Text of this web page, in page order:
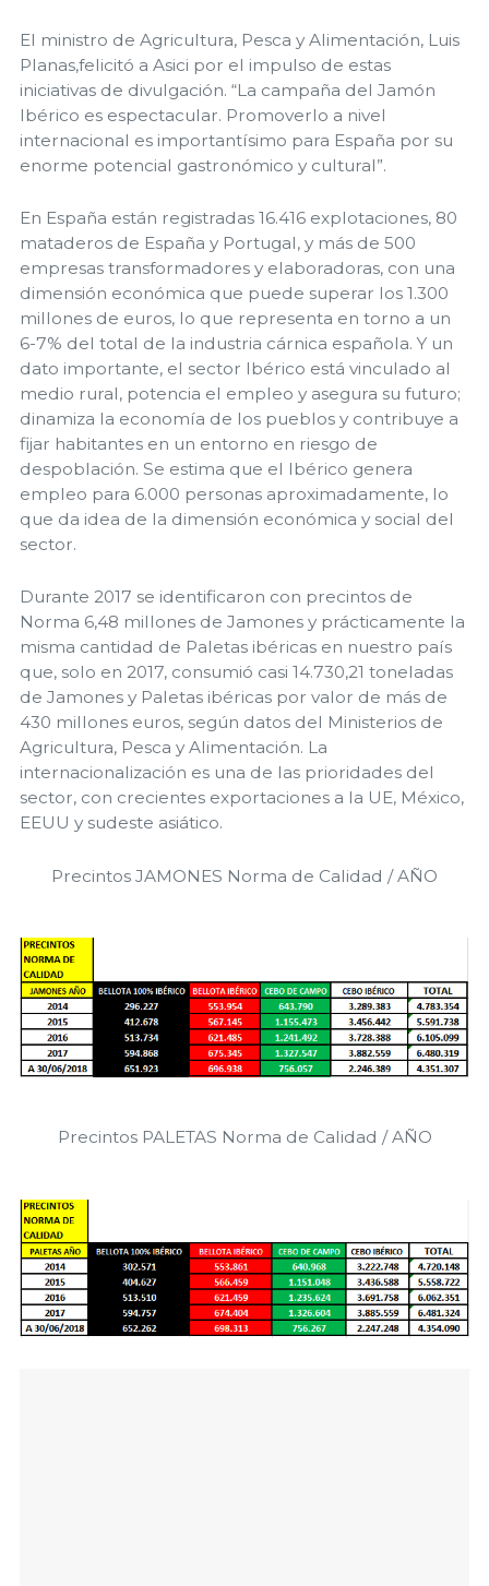
El ministro de Agricultura, Pesca y Alimentación, Luis
Planas,felicitó a Asici por el impulso de estas
iniciativas de divulgación. “La campaña del Jamón
Ibérico es espectacular. Promoverlo a nivel
internacional es importantísimo para España por su
enorme potencial gastronómico y cultural”.
En España están registradas 16.416 explotaciones, 80
mataderos de España y Portugal, y más de 500
empresas transformadores y elaboradoras, con una
dimensión económica que puede superar los 1.300
millones de euros, lo que representa en torno a un
6-7% del total de la industria cárnica española. Y un
dato importante, el sector Ibérico está vinculado al
medio rural, potencia el empleo y asegura su futuro;
dinamiza la economía de los pueblos y contribuye a
fijar habitantes en un entorno en riesgo de
despoblación. Se estima que el Ibérico genera
empleo para 6.000 personas aproximadamente, lo
que da idea de la dimensión económica y social del
sector.
Durante 2017 se identificaron con precintos de
Norma 6,48 millones de Jamones y prácticamente la
misma cantidad de Paletas ibéricas en nuestro país
que, solo en 2017, consumió casi 14.730,21 toneladas
de Jamones y Paletas ibéricas por valor de más de
430 millones euros, según datos del Ministerios de
Agricultura, Pesca y Alimentación. La
internacionalización es una de las prioridades del
sector, con crecientes exportaciones a la UE, México,
EEUU y sudeste asiático.
Precintos JAMONES Norma de Calidad / AÑO
Precintos PALETAS Norma de Calidad / AÑO